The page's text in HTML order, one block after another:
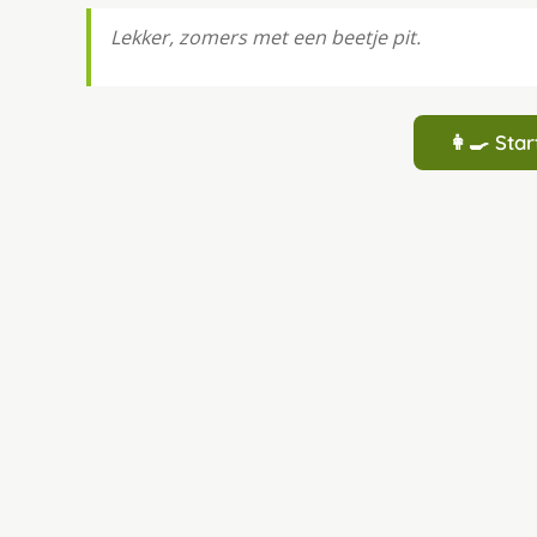
Lekker, zomers met een beetje pit.
👩‍🍳